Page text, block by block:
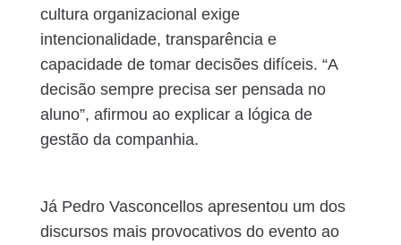
cultura organizacional exige
intencionalidade, transparência e
capacidade de tomar decisões difíceis. “A
decisão sempre precisa ser pensada no
aluno”, afirmou ao explicar a lógica de
gestão da companhia.
Já Pedro Vasconcellos apresentou um dos
discursos mais provocativos do evento ao